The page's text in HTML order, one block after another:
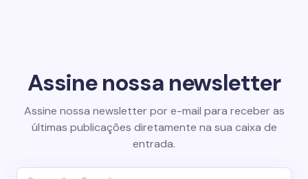
Assine nossa newsletter
Assine nossa newsletter por e-mail para receber as
últimas publicações diretamente na sua caixa de
entrada.